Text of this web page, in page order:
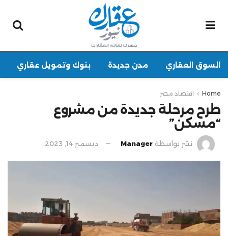
السوق العقاري مدن جديدة بنوك وتمويل عقاري
Home اقتصاد مصر
طرح مرحلة جديدة من مشروع
“مسكن”
نشر بواسطة Manager ديسمبر 14, 2023